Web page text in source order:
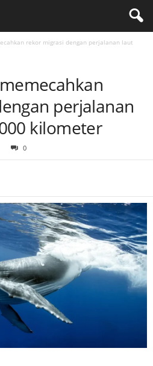
rekor migrasi dengan perjalanan laut
perjalanan
kilometer
0